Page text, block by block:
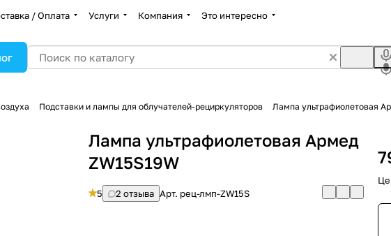
/ Оплата Услуги Компания Это интересно
Подставки и лампы для облучателей-рециркуляторов Лампа ультрафиолетовая
Лампа ультрафиолетовая Армед
ZW15S19W
5 2 отзыва Арт. рец-лмп-ZW15S